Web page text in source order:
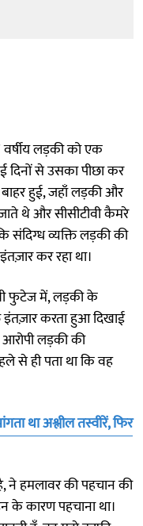
लड़की को एक
दिनों से उसका पीछा कर
हुई, जहाँ लड़की और
थे और सीसीटीवी कैमरे
संदिग्ध व्यक्ति लड़की की
कर रहा था।
फुटेज में, लड़की के
करता हुआ दिखाई
आरोपी लड़की की
से ही पता था कि वह
था अश्लील तस्वीरें, फिर
ने हमलावर की पहचान की
कारण पहचाना था।